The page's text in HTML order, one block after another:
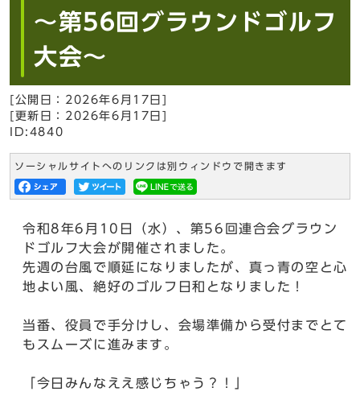
～第56回グラウンドゴルフ
大会～
[公開日： 2026年6月17日
[更新日： 2026年6月17日
ID:4840
ソーシャルサイトへのリンクは別ウィンドウで開きます
令和8年6月10日（水）、第56回連合会グラウン
ドゴルフ大会が開催されました。
先週の台風で順延になりましたが、真っ青の空と心
地よい風、絶好のゴルフ日和となりました！
当番、役員で手分けし、会場準備から受付までとて
もスムーズに進みます。
「今日みんなええ感じちゃう？！」